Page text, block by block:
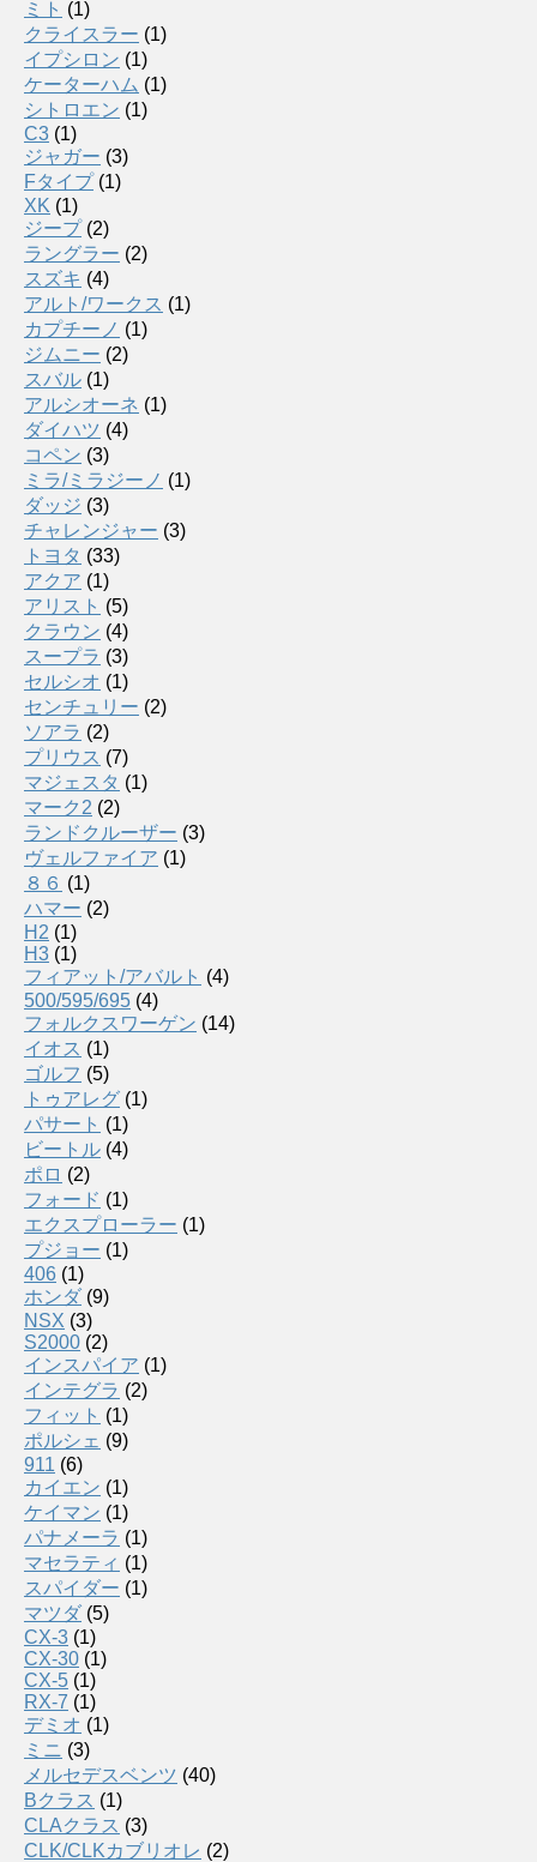
ミト (1)
クライスラー (1)
イプシロン (1)
ケーターハム (1)
シトロエン (1)
C3 (1)
ジャガー (3)
Fタイプ(1)
XK (1)
ジープ(2)
ラングラー (2)
スズキ (4)
アルト/ワークス (1)
カプチーノ (1)
ジムニー (2)
スバル (1)
アルシオーネ (1)
ダイハツ (4)
コペン (3)
ミラ/ミラジーノ (1)
ダッジ (3)
チャレンジャー (3)
トヨタ (33)
アクア (1)
アリスト (5)
クラウン (4)
スープラ (3)
セルシオ (1)
センチュリー (2)
ソアラ (2)
プリウス (7)
マジェスタ (1)
マーク2 (2)
ランドクルーザー (3)
ヴェルファイア (1)
８６ (1)
ハマー (2)
H2 (1)
H3 (1)
フィアット/アバルト (4)
500/595/695 (4)
フォルクスワーゲン (14)
イオス (1)
ゴルフ (5)
トゥアレグ (1)
パサート (1)
ビートル (4)
ポロ (2)
フォード (1)
エクスプローラー (1)
プジョー (1)
406 (1)
ホンダ (9)
NSX (3)
S2000 (2)
インスパイア (1)
インテグラ (2)
フィット (1)
ポルシェ (9)
911 (6)
カイエン (1)
ケイマン (1)
パナメーラ (1)
マセラティ (1)
スパイダー (1)
マツダ (5)
CX-3 (1)
CX-30 (1)
CX-5 (1)
RX-7 (1)
デミオ (1)
ミニ (3)
メルセデスベンツ (40)
Bクラス (1)
CLAクラス (3)
CLK/CLKカブリオレ (2)